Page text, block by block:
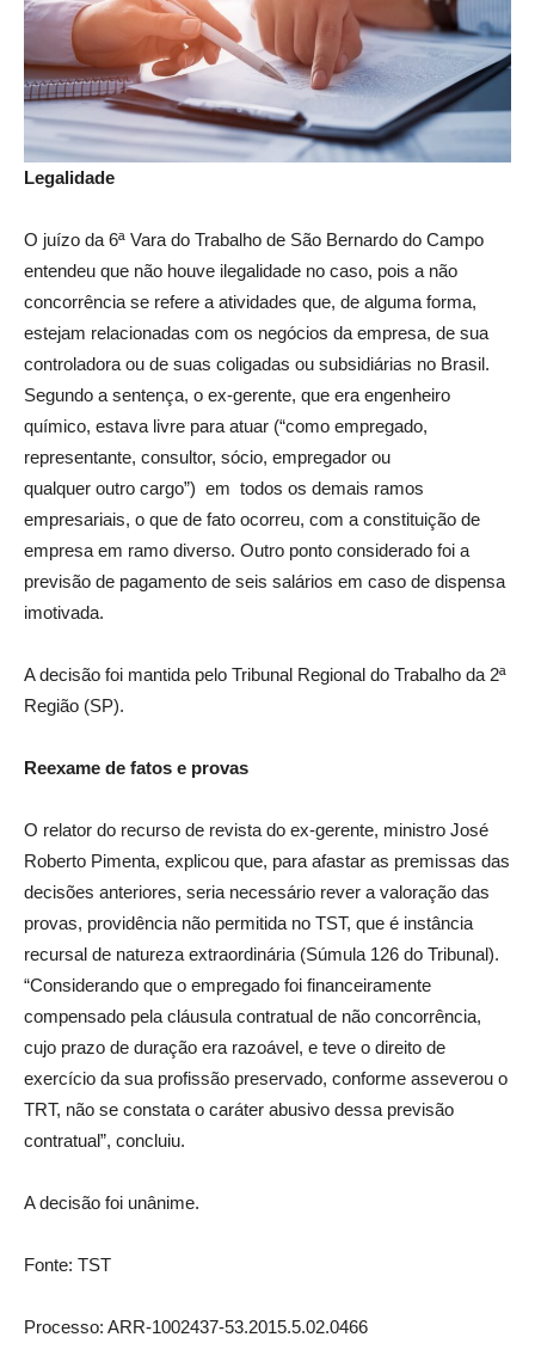
Legalidade
O juízo da 6ª Vara do Trabalho de São Bernardo do Campo
entendeu que não houve ilegalidade no caso, pois a não
concorrência se refere a atividades que, de alguma forma,
estejam relacionadas com os negócios da empresa, de sua
controladora ou de suas coligadas ou subsidiárias no Brasil.
Segundo a sentença, o ex-gerente, que era engenheiro
químico, estava livre para atuar (“como empregado,
representante, consultor, sócio, empregador ou
qualquer outro cargo”) em todos os demais ramos
empresariais, o que de fato ocorreu, com a constituição de
empresa em ramo diverso. Outro ponto considerado foi a
previsão de pagamento de seis salários em caso de dispensa
imotivada.
A decisão foi mantida pelo Tribunal Regional do Trabalho da 2ª
Região (SP).
Reexame de fatos e provas
O relator do recurso de revista do ex-gerente, ministro José
Roberto Pimenta, explicou que, para afastar as premissas das
decisões anteriores, seria necessário rever a valoração das
provas, providência não permitida no TST, que é instância
recursal de natureza extraordinária (Súmula 126 do Tribunal).
“Considerando que o empregado foi financeiramente
compensado pela cláusula contratual de não concorrência,
cujo prazo de duração era razoável, e teve o direito de
exercício da sua profissão preservado, conforme asseverou o
TRT, não se constata o caráter abusivo dessa previsão
contratual”, concluiu.
A decisão foi unânime.
Fonte: TST
Processo: ARR-1002437-53.2015.5.02.0466